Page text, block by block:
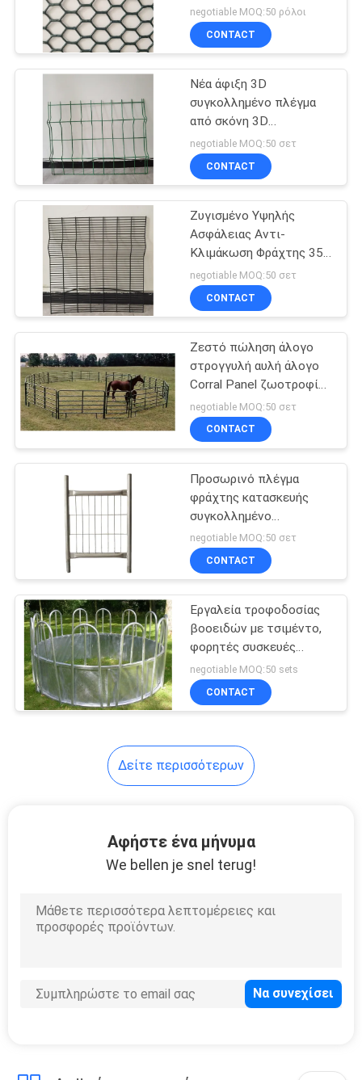
SITEMAP
PRIVACY
POLICYενωμένη στενά
περίφραξη
πλέγματος
καλωδίων
72
Αντι αναρριχηθείτε
στην περίφραξη
Προσωρινή
περίφραξη χάλυβα
προσωρινή
περίφραξη
περιοχών
Προσωρινή
ασφάλειας
σφυρήλατο σίδερο
για ζώα, κοτόπουλο,
έξιγωνο πλέγμα
negotiable MOQ:50 ρόλοι
CONTACT
Νέα άφιξη 3D
συγκολλημένο πλέγμα
από σκόνη 3D
καμπυλωτό
συγκολλημένο πλέγμα
ασφαλείας
negotiable MOQ:50 σετ
CONTACT
Ζυγισμένο Υψηλής
Ασφάλειας Αντι-
Κλιμάκωση Φράχτης 358
Διάσωμα Διάσωμα
Φράχτης Φυλακής
Διάσωμα
negotiable MOQ:50 σετ
CONTACT
Ζεστό πώληση άλογο
στρογγυλή αυλή άλογο
Corral Panel ζωοτροφία
Πίνακα πένας για ράντσο
negotiable MOQ:50 σετ
CONTACT
Προσωρινό πλέγμα
φράχτης κατασκευής
συγκολλημένο
προσωρινό φορητό
φράχτη
negotiable MOQ:50 σετ
CONTACT
Εργαλεία τροφοδοσίας
βοοειδών με τσιμέντο,
φορητές συσκευές
τροφοδοσίας βοοειδών
negotiable MOQ:50 sets
CONTACT
Δείτε περισσότερων
Αφήστε ένα μήνυμα
We bellen je snel terug!